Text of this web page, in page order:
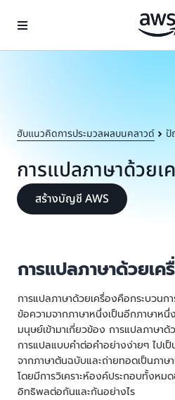
ฮับแนวคิดการประมวลผลบนคลาวด์ ปั
การแปลภาษาด้วยเ
สร้างบัญชี AWS
การแปลภาษาด้วยเค
การแปลภาษาด้วยเครื่องคือกระบวนกา
ข้อความจากภาษาหนึ่งเป็นอีกภาษาห
มนุษย์เข้ามาเกี่ยวข้อง การแปลภาษาด้
การแปลแบบคำต่อคำอย่างง่ายๆ ไปเ
จากภาษาต้นฉบับและถ่ายทอดเป็นภาษ
โดยมีการวิเคราะห์องค์ประกอบทั้งหม
อิทธิพลต่อกันและกันอย่างไร